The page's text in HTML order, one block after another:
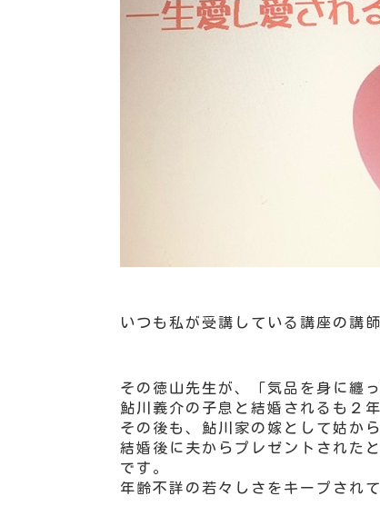
いつも私が受講している講座の講
その徳山先生が、「気品を身に纏
鮎川義介の子息と結婚されるも２
その後も、鮎川家の嫁として姑か
結婚後に夫からプレゼントされた
です。
年齢不詳の若々しさをキープされ